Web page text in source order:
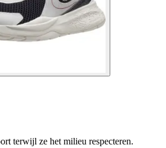
terwijl ze het milieu respecteren.